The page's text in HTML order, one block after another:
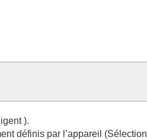
).
définis par l’appareil (Sélection